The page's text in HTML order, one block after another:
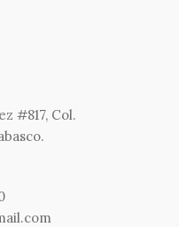
#817, Col.